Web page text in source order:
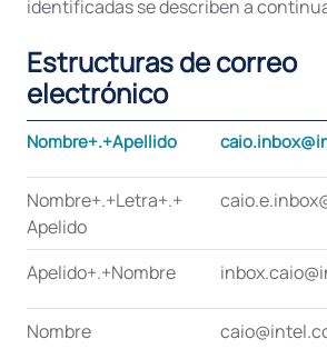
identificadas se describen a
Estructuras de correo
electrónico
Nombre+.+Apellido
Nombre+.+Letra+.+
Apelido
Apelido+.+Nombre
Nombre